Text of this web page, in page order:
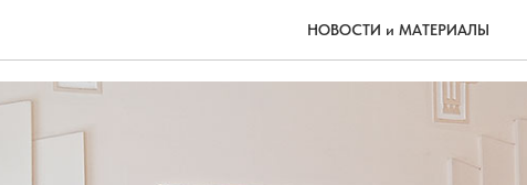
НОВОСТИ и МАТЕРИАЛЫ
В каждом рисунке – мир